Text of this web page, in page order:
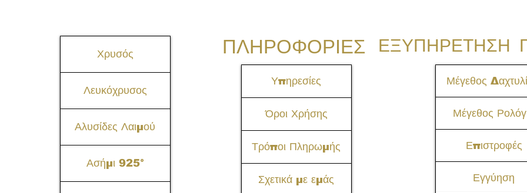
Χρυσός
Λευκόχρυσος
Αλυσίδες Λαιμού
Ασήμι 925°
ΠΛΗΡΟΦΟΡΙΕΣ
Υπηρεσίες
Όροι Χρήσης
Τρόποι Πληρωμής
Σχετικά με εμάς
ΕΞΥΠΗΡΕΤΗΣΗ
Μέγεθος
Μέγεθος
Επιστροφές
Εγγύηση